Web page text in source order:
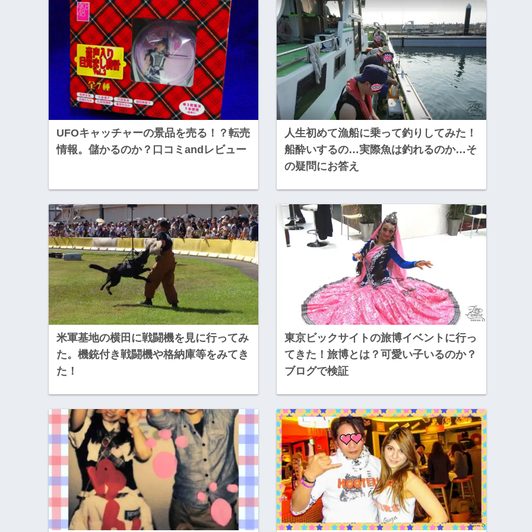
UFOキャッチャーの景品を売る！？転売
情報。儲かるのか？口コミandレビュー
人生初めて漁船に乗って釣りしてみた！
船酔いするの…実際魚は釣れるのか…そ
の疑問にお答え
米軍基地の横田に戦闘機を見に行ってみ
た。機銃付き戦闘機や格納庫等をみてき
た！
東京ビックサイトの旅博イベントに行っ
てきた！旅博とは？可愛い子いるのか？
ブログで検証